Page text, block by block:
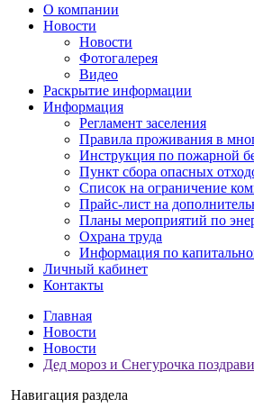
О компании
Новости
Новости
Фотогалерея
Видео
Раскрытие информации
Информация
Регламент заселения
Правила проживания в
Инструкция по пожарной
Пункт сбора опасных
Список на ограничение
Прайс-лист на
Планы мероприятий по
Охрана труда
Информация по
Личный кабинет
Контакты
Главная
Новости
Новости
Дед мороз и Снегурочка
Навигация раздела